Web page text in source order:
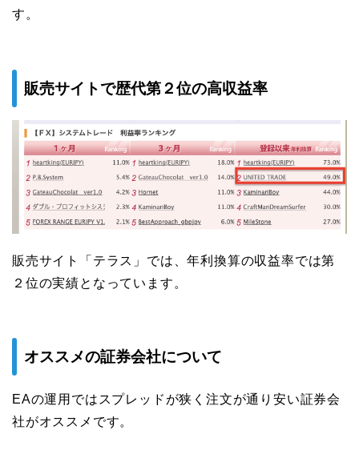
す。
販売サイトで歴代第２位の高収益率
販売サイト「テラス」では、年利換算の収益率では第
２位の実績となっています。
オススメの証券会社について
EAの運用ではスプレッドが狭く注文が通り安い証券会
社がオススメです。